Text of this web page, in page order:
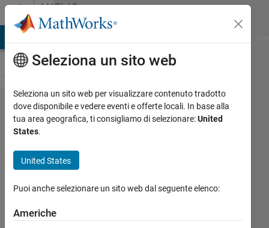
Vai al contenutoMATLAB
Answers
question
regarding
pollution
example
dataset
Seleziona un sito web
Seleziona un sito web per visualizzare contenuto tradotto
dove disponibile e vedere eventi e offerte locali. In base alla
tua area geografica, ti consigliamo di selezionare:United
States.
United States
Puoi anche selezionare un sito web dal seguente elenco:
Americhe